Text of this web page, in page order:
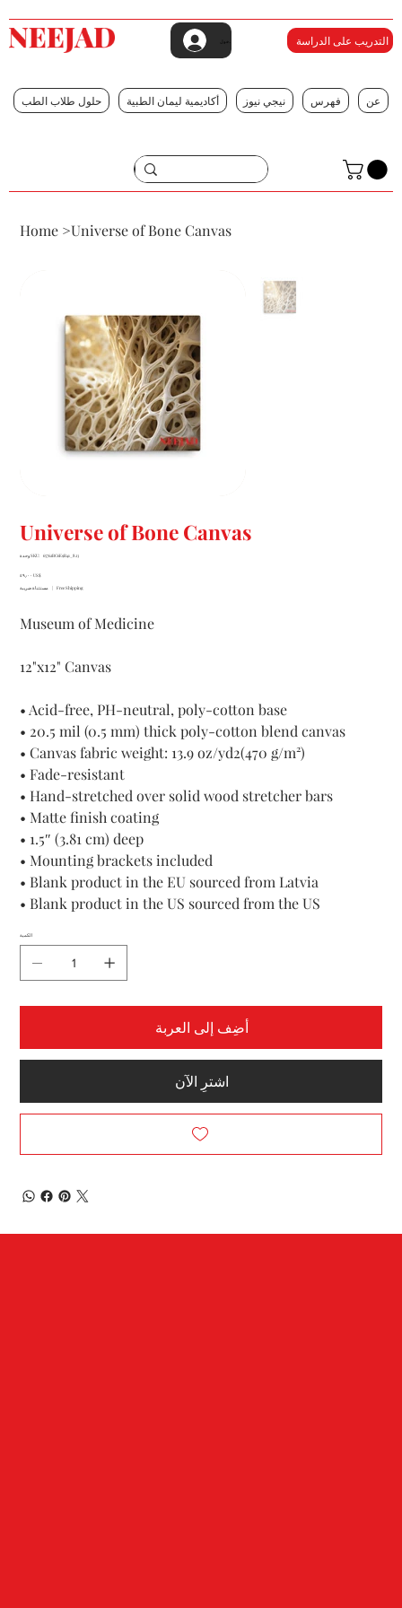
التدريب على الدراسة
حلول طلاب الطب أكاديمية ليمان الطبية نيجي نيوز فهرس عن
Home >Universe of Bone Canvas
Universe of Bone Canvas
وحدة SKU:
SKU
65762BC6E9B41_823
السعر
‏٤٩٫٠٠ US$
مستثناة ضريبة Free Shipping
Museum of Medicine
12"x12" Canvas
• Acid-free, PH-neutral, poly-cotton base
• 20.5 mil (0.5 mm) thick poly-cotton blend canvas
• Canvas fabric weight: 13.9 oz/yd2(470 g/m²)
• Fade-resistant
• Hand-stretched over solid wood stretcher bars
• Matte finish coating
• 1.5″ (3.81 cm) deep
• Mounting brackets included
• Blank product in the EU sourced from Latvia
• Blank product in the US sourced from the US
الكمية
أضِف إلى العربة
اشترِ الآن